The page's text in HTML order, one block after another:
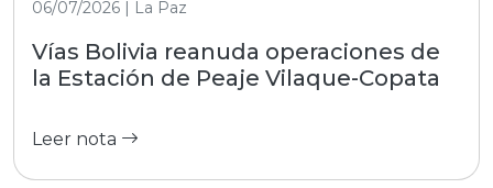
06/07/2026 | La Paz
Vías Bolivia reanuda operaciones de
la Estación de Peaje Vilaque-Copata
Leer nota